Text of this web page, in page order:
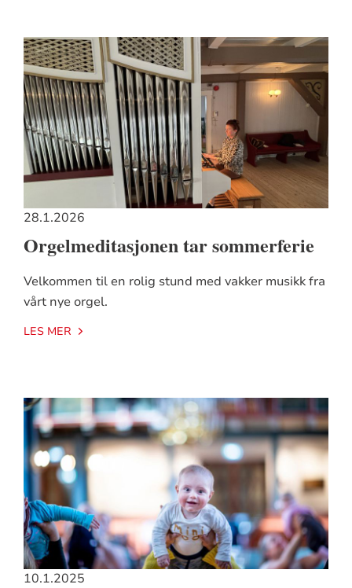
28.1.2026
Orgelmeditasjonen tar sommerferie
Velkommen til en rolig stund med vakker musikk fra
vårt nye orgel.
LES MER
10.1.2025